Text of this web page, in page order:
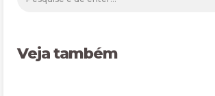
Veja também